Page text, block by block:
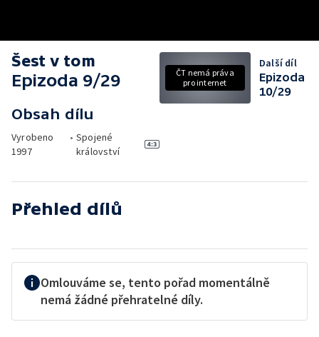
Šest v tom
Epizoda 9/29
Obsah dílu
Vyrobeno
1997
• Spojené
království
ČT nemá práva
pro internet
Další díl
Epizoda
10/29
Přehled dílů
Omlouváme se, tento pořad momentálně
nemá žádné přehratelné díly.